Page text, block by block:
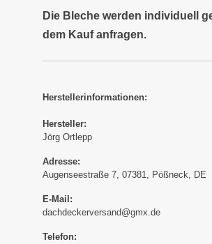
Die Bleche werden individuell
dem Kauf anfragen.
Herstellerinformationen:
Hersteller:
Jörg Ortlepp
Adresse:
Augenseestraße 7, 07381, Pößneck, DE
E-Mail:
dachdeckerversand@gmx.de
Telefon: